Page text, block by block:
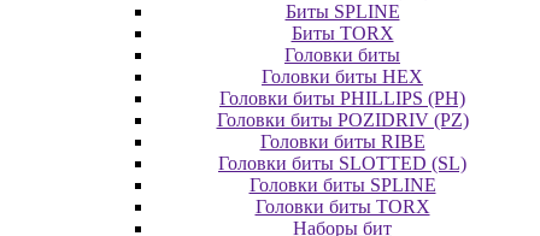
Биты SPLINE
Биты TORX
Головки биты
Головки биты HEX
Головки биты PHILLIPS (PH)
Головки биты POZIDRIV (PZ)
Головки биты RIBE
Головки биты SLOTTED (SL)
Головки биты SPLINE
Головки биты TORX
Наборы бит